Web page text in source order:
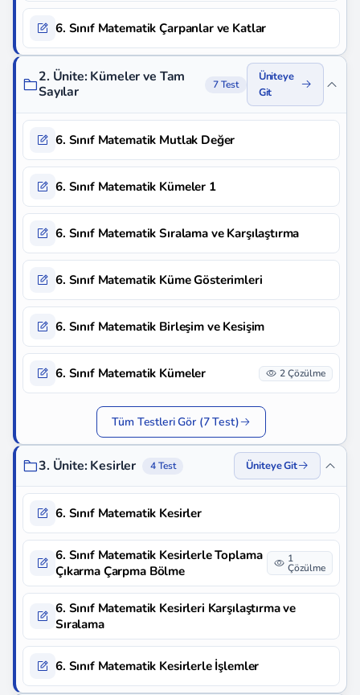
6. Sınıf Matematik Çarpanlar ve Katlar
2. Ünite: Kümeler ve Tam
Sayılar
7 Test
Üniteye
Git
6. Sınıf Matematik Mutlak Değer
6. Sınıf Matematik Kümeler 1
6. Sınıf Matematik Sıralama ve Karşılaştırma
6. Sınıf Matematik Küme Gösterimleri
6. Sınıf Matematik Birleşim ve Kesişim
6. Sınıf Matematik Kümeler 2 Çözülme
Tüm Testleri Gör (7 Test)
3. Ünite: Kesirler 4 Test Üniteye Git
6. Sınıf Matematik Kesirler
6. Sınıf Matematik Kesirlerle Toplama
Çıkarma Çarpma Bölme
1
Çözülme
6. Sınıf Matematik Kesirleri Karşılaştırma ve
Sıralama
6. Sınıf Matematik Kesirlerle İşlemler